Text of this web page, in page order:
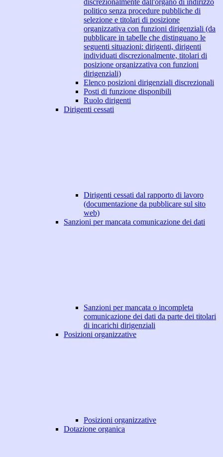
discrezionalmente dall'organo di indirizzo
politico senza procedure pubbliche di
selezione e titolari di posizione
organizzativa con funzioni dirigenziali (da
pubblicare in tabelle che distinguano le
seguenti situazioni: dirigenti, dirigenti
individuati discrezionalmente, titolari di
posizione organizzativa con funzioni
dirigenziali)
Elenco posizioni dirigenziali discrezionali
Posti di funzione disponibili
Ruolo dirigenti
Dirigenti cessati
Dirigenti cessati dal rapporto di lavoro
(documentazione da pubblicare sul sito
web)
Sanzioni per mancata comunicazione dei dati
Sanzioni per mancata o incompleta
comunicazione dei dati da parte dei titolari
di incarichi dirigenziali
Posizioni organizzative
Posizioni organizzative
Dotazione organica